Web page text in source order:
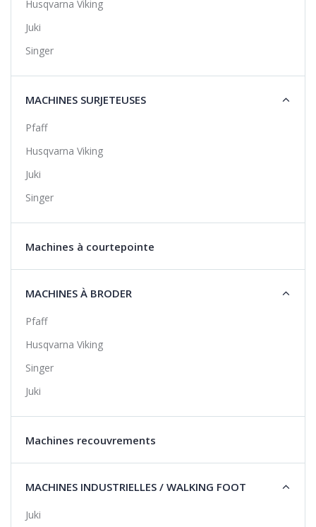
Husqvarna Viking
Juki
Singer
MACHINES SURJETEUSES
Pfaff
Husqvarna Viking
Juki
Singer
Machines à courtepointe
MACHINES À BRODER
Pfaff
Husqvarna Viking
Singer
Juki
Machines recouvrements
MACHINES INDUSTRIELLES / WALKING FOOT
Juki